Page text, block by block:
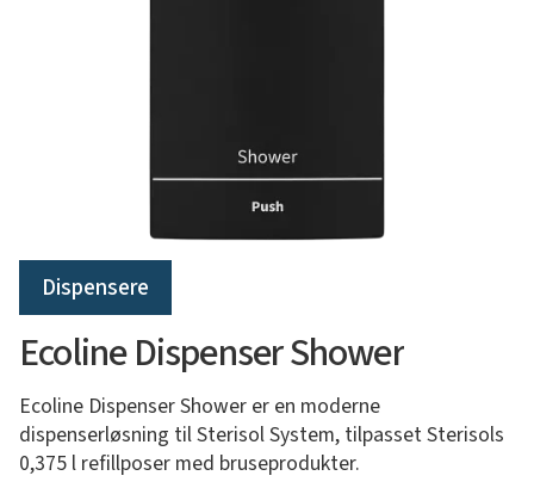
Dispensere
Ecoline Dispenser Shower
Ecoline Dispenser Shower er en moderne
dispenserløsning til Sterisol System, tilpasset Sterisols
0,375 l refillposer med bruseprodukter.